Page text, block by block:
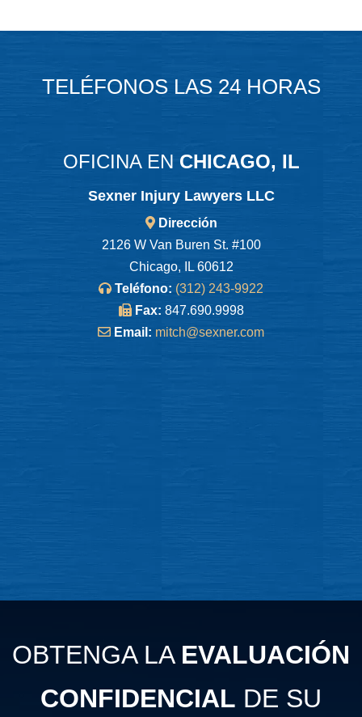
TELÉFONOS LAS 24 HORAS
OFICINA EN CHICAGO, IL
Sexner Injury Lawyers LLC
Dirección
2126 W Van Buren St. #100
Chicago, IL 60612
Teléfono: (312) 243-9922
Fax: 847.690.9998
Email: mitch@sexner.com
OBTENGA LA EVALUACIÓN
CONFIDENCIAL DE SU